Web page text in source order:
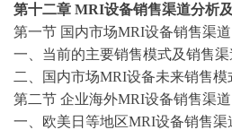
第十二章 MRI设备销售渠道分析
第一节 国内市场MRI设备销售渠道
一、当前的主要销售模式及销售渠
二、国内市场MRI设备未来销售模
第二节 企业海外MRI设备销售渠道
一、欧美日等地区MRI设备销售渠